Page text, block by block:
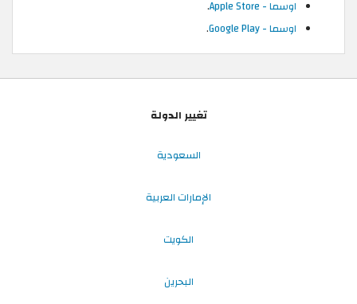
اوسما - Apple Store
.
اوسما - Google Play
.
تغيير الدولة
السعودية
الإمارات العربية
الكويت
البحرين